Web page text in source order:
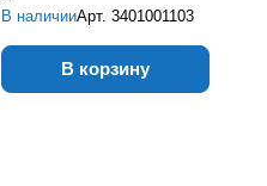
В наличииАрт. 3401001103
В корзину